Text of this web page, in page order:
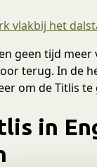
vlakbij het
geen tijd
terug. In de
om de Titlis te
in